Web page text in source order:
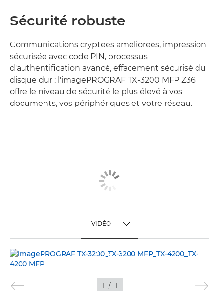
Sécurité robuste
Communications cryptées améliorées, impression
sécurisée avec code PIN, processus
d'authentification avancé, effacement sécurisé du
disque dur : l'imagePROGRAF TX-3200 MFP Z36
offre le niveau de sécurité le plus élevé à vos
documents, vos périphériques et votre réseau.
VIDÉO
VIDÉO
IMAGES
1 / 1